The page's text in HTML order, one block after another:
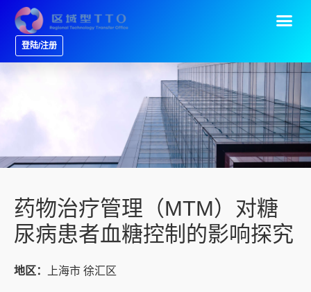
登陆/注册
药物治疗管理（MTM）对糖
尿病患者血糖控制的影响探究
地区： 上海市 徐汇区